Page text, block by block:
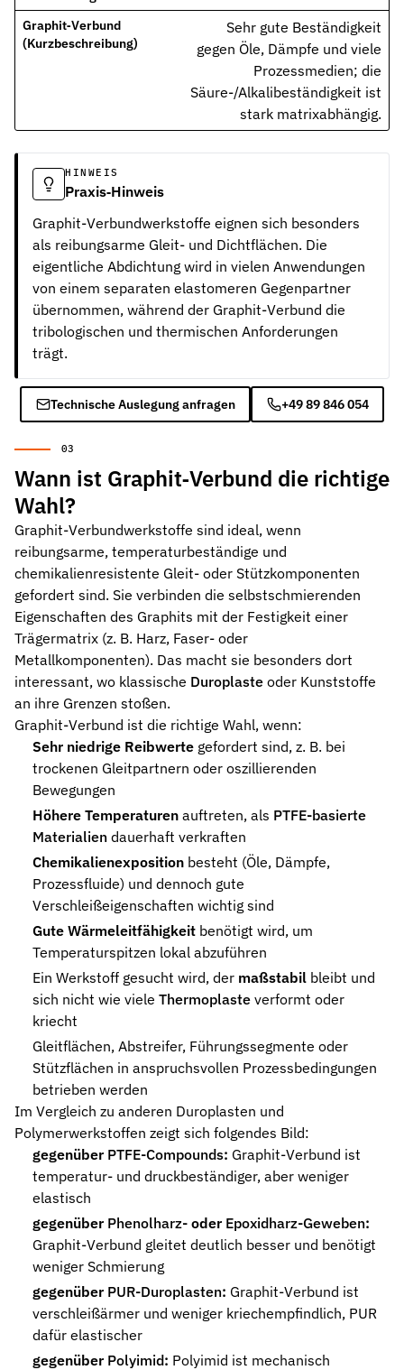
Werkstoffe
Werkstoffe in der Dichtungstechnik – Grundlagen, Eigenschaften
ISO, DIN und EN-Normen in der Dichtungstechnik – Übersicht
REACH, RoHS, PFAS, FDA, LkSG und weitere Richtlinien für
Sehr gute Beständigkeit
gegen Öle, Dämpfe und viele
Prozessmedien; die
Säure-/Alkalibeständigkeit ist
stark matrixabhängig.
HINWEIS
Praxis‑Hinweis
Graphit-Verbundwerkstoffe eignen sich besonders
als reibungsarme Gleit- und Dichtflächen. Die
eigentliche Abdichtung wird in vielen Anwendungen
von einem separaten elastomeren Gegenpartner
übernommen, während der Graphit-Verbund die
tribologischen und thermischen Anforderungen
trägt.
Technische Auslegung anfragen +49 89 846 054
Wann ist Graphit‑Verbund die richtige
Wahl?
Graphit-Verbundwerkstoffe sind ideal, wenn
reibungsarme, temperaturbeständige und
chemikalienresistente Gleit- oder Stützkomponenten
gefordert sind. Sie verbinden die selbstschmierenden
Eigenschaften des Graphits mit der Festigkeit einer
Trägermatrix (z. B. Harz, Faser- oder
Metallkomponenten). Das macht sie besonders dort
interessant, wo klassische Duroplaste oder Kunststoffe
an ihre Grenzen stoßen.
Graphit-Verbund ist die richtige Wahl, wenn:
Sehr niedrige Reibwerte gefordert sind, z. B. bei
trockenen Gleitpartnern oder oszillierenden
Bewegungen
Höhere Temperaturen auftreten, als PTFE-basierte
Materialien dauerhaft verkraften
Chemikalienexposition besteht (Öle, Dämpfe,
Prozessfluide) und dennoch gute
Verschleißeigenschaften wichtig sind
Gute Wärmeleitfähigkeit benötigt wird, um
Temperaturspitzen lokal abzuführen
Ein Werkstoff gesucht wird, der maßstabil bleibt und
sich nicht wie viele Thermoplaste verformt oder
kriecht
Gleitflächen, Abstreifer, Führungssegmente oder
Stützflächen in anspruchsvollen Prozessbedingungen
betrieben werden
Im Vergleich zu anderen Duroplasten und
Polymerwerkstoffen zeigt sich folgendes Bild:
gegenüber PTFE-Compounds: Graphit-Verbund ist
temperatur- und druckbeständiger, aber weniger
elastisch
gegenüber Phenolharz- oder Epoxidharz-Geweben:
Graphit-Verbund gleitet deutlich besser und benötigt
weniger Schmierung
gegenüber PUR-Duroplasten: Graphit-Verbund ist
verschleißärmer und weniger kriechempfindlich, PUR
dafür elastischer
gegenüber Polyimid: Polyimid ist mechanisch